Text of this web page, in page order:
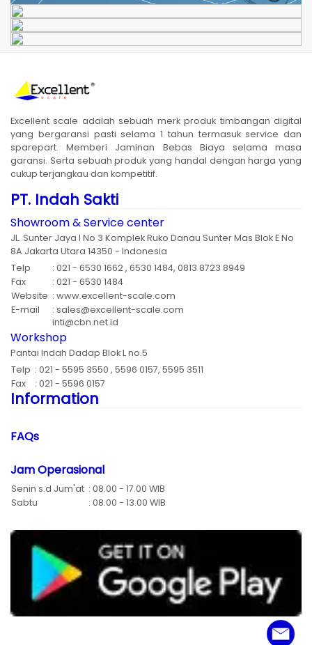
Excellent scale adalah sebuah merk produk timbangan digital
yang bergaransi pasti selama 1 tahun termasuk service dan
sparepart. Memberi Jaminan Bebas Biaya selama masa
garansi. Serta sebuah produk yang handal dengan harga yang
cukup terjangkau dan kompetitif.
PT. Indah Sakti
Showroom & Service center
JL. Sunter Jaya I No 3 Komplek Ruko Danau Sunter Mas Blok E No
8A Jakarta Utara 14350 - Indonesia
Telp
: 021 - 6530 1662 , 6530 1484, 0813 8723 8949
Fax
: 021 - 6530 1484
Website : www.excellent-scale.com
E-mail
: sales@excellent-scale.com
inti@cbn.net.id
Workshop
Pantai Indah Dadap Blok L no.5
Telp : 021 - 5595 3550 , 5596 0157, 5595 3511
Fax
: 021 - 5596 0157
Information
FAQs
Jam Operasional
Senin s.d Jum'at : 08.00 - 17.00 WIB
Sabtu
: 08.00 - 13.00 WIB